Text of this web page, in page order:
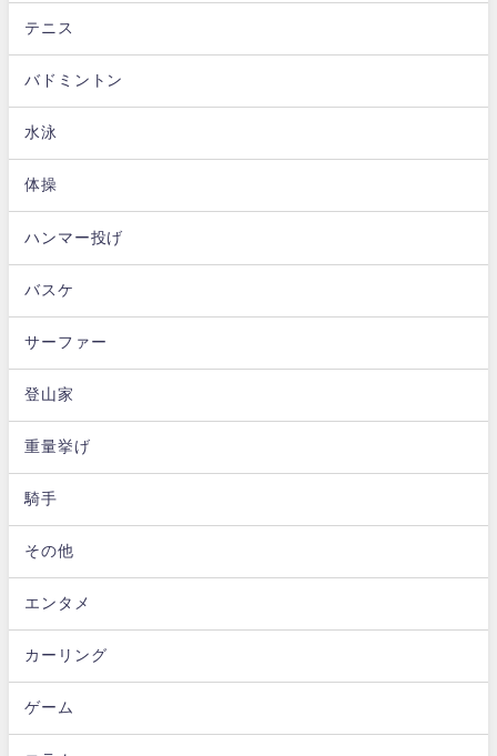
テニス
バドミントン
水泳
体操
ハンマー投げ
バスケ
サーファー
登山家
重量挙げ
騎手
その他
エンタメ
カーリング
ゲーム